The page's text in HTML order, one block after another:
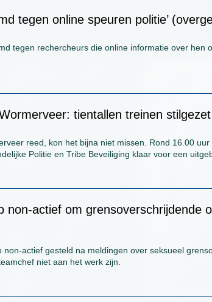
tegen online speuren politie’
tegen rechercheurs die online informatie over hen
tientallen treinen
reed, kon het bijna niet missen. Rond 16.00
Politie en Tribe Beveiliging klaar voor een
non-actief om grensoverschrijdende
actief gesteld na meldingen over seksueel
niet aan het werk zijn.